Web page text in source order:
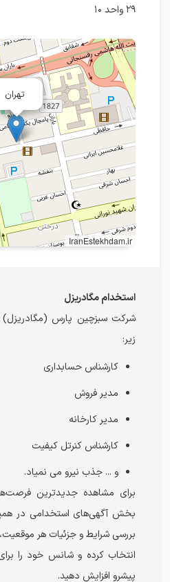
۲۹ واحد ۱۰
تهران
IranEstekhdam.ir
استخدام مگادریزل
شرکت سبزچین پارس (مگادریزل)
زیر:
کارشناس حسابداری
مدیر فروش
مدیر کارخانه
کارشناس کنرتل کیفیت
و ... جذب نیرو می نمیاد.
برای مشاهده جدیدترین
بخش آگهی‌های استخدامی در
بررسی شرایط و جزئیات هر
انتخاب کرده و شانس خود را
پیشرو افزایش دهید.